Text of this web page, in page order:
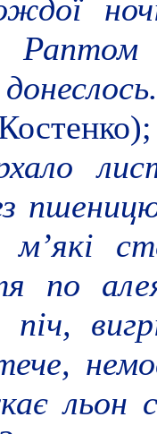
Раптом
по
піч,
льон